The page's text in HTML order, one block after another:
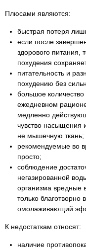
Плюсами являются:
быстрая потеря
если после
здорового питания,
похудения
питательность и
похудению без
большое
ежедневном
медленно
чувство насыщения
не мышечную ткань;
рекомендуемые во
просто;
соблюдение
негазированной
организма вредные
только благотворно
омолаживающий
К недостаткам относят:
наличие